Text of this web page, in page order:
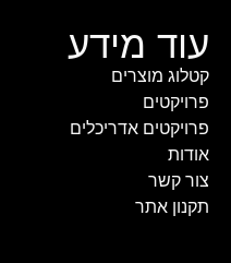
עוד מידע
קטלוג מוצרים
פרויקטים
פרויקטים אדריכלים
אודות
צור קשר
תקנון אתר